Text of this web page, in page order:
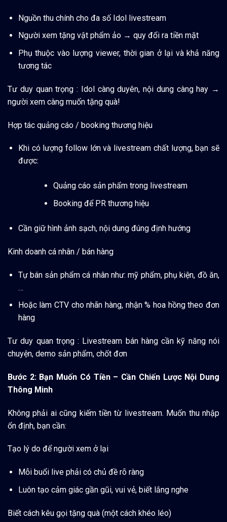
Nguồn thu chính cho đa số Idol livestream
Người xem tặng vật phẩm ảo → quy đổi ra tiền mặt
Phụ thuộc vào lượng viewer, thời gian ở lại và khả năng
tương tác
Tư duy quan trọng : Idol càng duyên, nội dung càng hay →
người xem càng muốn tặng quà!
Hợp tác quảng cáo / booking thương hiệu
Khi có lượng follow lớn và livestream chất lượng, bạn sẽ
được:
Quảng cáo sản phẩm trong livestream
Booking để PR thương hiệu
Cần giữ hình ảnh sạch, nội dung đúng định hướng
Kinh doanh cá nhân / bán hàng
Tự bán sản phẩm cá nhân như: mỹ phẩm, phụ kiện, đồ ăn,
…
Hoặc làm CTV cho nhãn hàng, nhận % hoa hồng theo đơn
hàng
Tư duy quan trọng : Livestream bán hàng cần kỹ năng nói
chuyện, demo sản phẩm, chốt đơn
Bước 2: Bạn Muốn Có Tiền – Cần Chiến Lược Nội Dung
Thông Minh
Không phải ai cũng kiếm tiền từ livestream. Muốn thu nhập
ổn định, bạn cần:
Tạo lý do để người xem ở lại
Mỗi buổi live phải có chủ đề rõ ràng
Luôn tạo cảm giác gần gũi, vui vẻ, biết lắng nghe
Biết cách kêu gọi tặng quà (một cách khéo léo)